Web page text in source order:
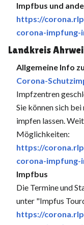
Impfbus und
https://
corona-
Landkreis
Allgemeine Info
Corona-
Impfzentren
Sie können sich
impfen lassen.
Möglichkeiten:
https://
corona-
Impfbus
Die Termine und
unter "Impfus
https://